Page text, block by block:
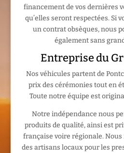
financement de vos dernières
qu’elles seront respectées. Si
un contrat obsèques, nous
également sans
Entreprise du
Nos véhicules partent de
prix des cérémonies tout en
Toute notre équipe est
Notre indépendance nous
produits de qualité, ainsi est
française voire régionale. Nous
des artisans locaux pour les